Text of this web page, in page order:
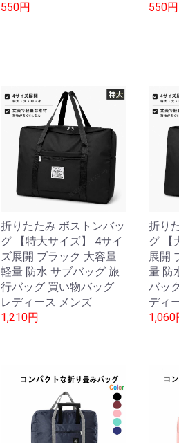
550円
550円
折りたたみ ボストンバッ
グ 【特大サイズ】 4サイ
ズ展開 ブラック 大容量
軽量 防水 サブバッグ 旅
行バッグ 買い物バッグ
レディース メンズ
1,210円
折り
グ 【
展開
量 防
バッ
ディ
1,060